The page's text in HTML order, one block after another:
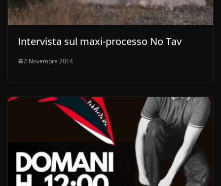
Intervista sul maxi-processo No Tav
2 Novembre 2014